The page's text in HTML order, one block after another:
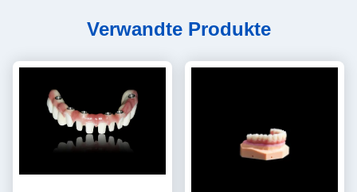
Verwandte Produkte